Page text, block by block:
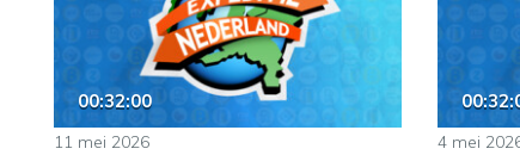
00:32:00
11 mei 2026 4 mei